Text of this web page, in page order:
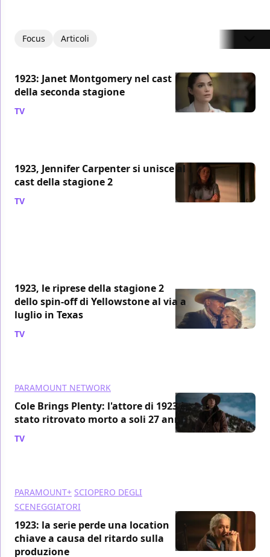
Focus Articoli
1923: Janet Montgomery nel cast
della seconda stagione
TV
1923, Jennifer Carpenter si unisce al
cast della stagione 2
TV
1923, le riprese della stagione 2
dello spin-off di Yellowstone al via a
luglio in Texas
TV
PARAMOUNT NETWORK
Cole Brings Plenty: l'attore di 1923 è
stato ritrovato morto a soli 27 anni
TV
PARAMOUNT+ SCIOPERO DEGLI
SCENEGGIATORI
1923: la serie perde una location
chiave a causa del ritardo sulla
produzione